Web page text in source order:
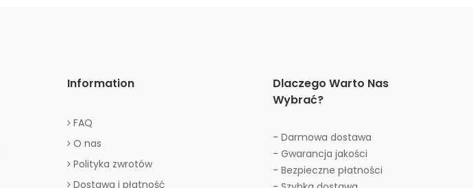
Information
FAQ
O nas
Polityka zwrotów
Dostawa i płatność
Dlaczego Warto Nas
Wybrać?
- Darmowa dostawa
- Gwarancja jakości
- Bezpieczne płatności